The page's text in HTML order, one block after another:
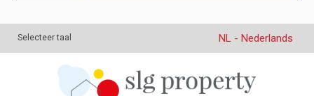
Selecteer taal NL - Nederlands